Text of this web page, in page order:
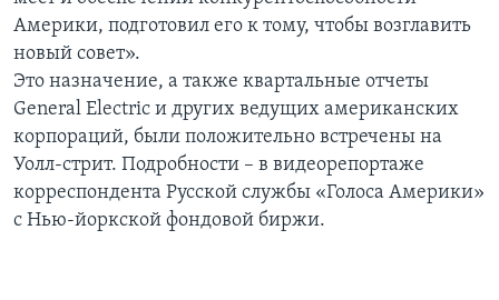
Америки, подготовил его к тому, чтобы возглавить
новый совет».
Это назначение, а также квартальные отчеты
General Electric и других ведущих американских
корпораций, были положительно встречены на
Уолл-стрит. Подробности – в видеорепортаже
корреспондента Русской службы «Голоса Америки»
с Нью-йоркской фондовой биржи.